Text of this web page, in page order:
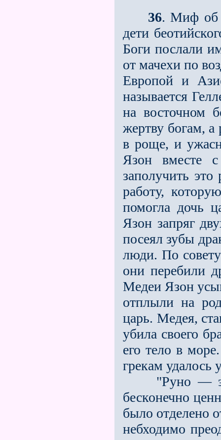
36. Миф об
дети
Боги послали
от мачехи по
Европой и
называется
на восточном
жертву богам,
в роще, и
Язон вместе
заполучить
работу,
помогла дочь
Язон запряг
посеял зубы
люди. По
они перебили
Медеи Язон
отплыли на
царь. Медея,
убила своего
его тело в
грекам удалось
"Руно — это
бесконечно
было отделено
небходимо